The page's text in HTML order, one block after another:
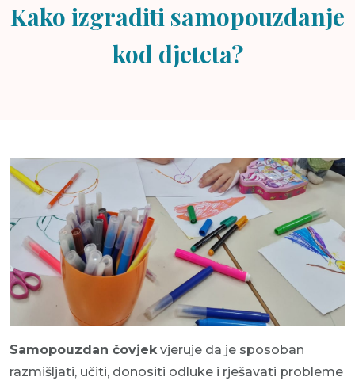
Kako izgraditi samopouzdanje
kod djeteta?
Samopouzdan čovjekvjeruje da je sposoban
razmišljati, učiti, donositi odluke i rješavati probleme